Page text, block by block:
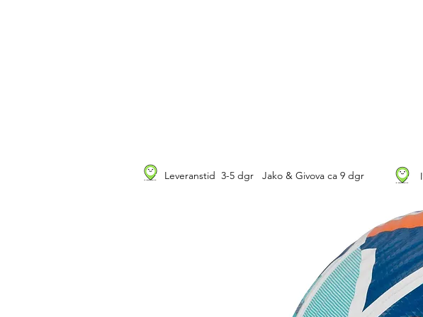
Leveranstid 3-5 dgr Jako & Givova ca 9 dgr